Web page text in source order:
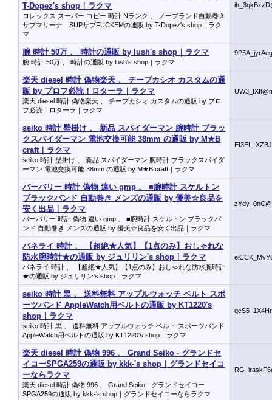
T-Dopez's shop｜ラクマ
ロレックス スーパー コピー 時計 Nランク 、 ノーブランド自動巻き
サブマリーナ SUPサブFUCKEMの通販 by T-Dopez's shop｜ラク
マ
腕 時計 50万 、 時計の通販 by lush's shop｜ラクマ
腕 時計 50万 、 時計の通販 by lush's shop｜ラクマ
楽天 diesel 時計 偽物楽天 、 チープカシオ カスタムの通
販 by プロフ必読！ロターラ｜ラクマ
楽天 diesel 時計 偽物楽天 、 チープカシオ カスタムの通販 by プロ
フ必読！ロターラ｜ラクマ
seiko 時計 壁掛け 、 新品 スパイダーマン 腕時計 ブラッ
クスパイダーマン 電池交換可能 38mm の通販 by M★B
craft｜ラクマ
seiko 時計 壁掛け 、 新品 スパイダーマン 腕時計 ブラックスパイダ
ーマン 電池交換可能 38mm の通販 by M★B craft｜ラクマ
バーバリー 時計 偽物 違い gmp 、 ■腕時計 スケルトン
ブラックバンド 自動巻き メンズの通販 by 優美☆良品を
安く出品｜ラクマ
バーバリー 時計 偽物 違い gmp 、 ■腕時計 スケルトン ブラックバ
ンド 自動巻き メンズの通販 by 優美☆良品を安く出品｜ラクマ
パネライ 時計 、 【超絶★人気】【1点のみ】おしゃれな
防水腕時計★の通販 by ジュリリン's shop｜ラクマ
パネライ 時計 、 【超絶★人気】【1点のみ】おしゃれな防水腕時計
★の通販 by ジュリリン's shop｜ラクマ
seiko 時計 黒 、 送料無料 アップルウォッチ ベルト スポ
ーツバンド AppleWatch用ベルトの通販 by KT1220's
shop｜ラクマ
seiko 時計 黒 、 送料無料 アップルウォッチ ベルト スポーツバンド
AppleWatch用ベルトの通販 by KT1220's shop｜ラクマ
楽天 diesel 時計 偽物 996 、 Grand Seiko - グランドセ
イコーSPGA259の通販 by kkk-'s shop｜グランドセイコ
ーならラクマ
楽天 diesel 時計 偽物 996 、 Grand Seiko - グランドセイコー
SPGA259の通販 by kkk-'s shop｜グランドセイコーならラクマ